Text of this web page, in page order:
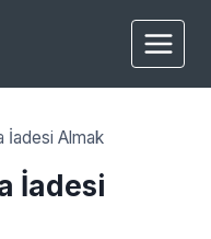
İadesi Almak
İadesi